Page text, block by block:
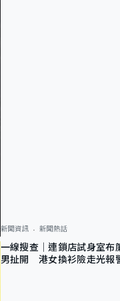
新聞資訊 新聞熱話
一線搜查｜連鎖店試身室布
男扯開 港女換衫險走光報